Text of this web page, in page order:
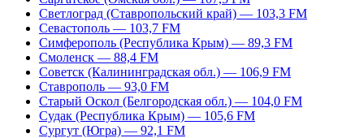
Светлоград (Ставропольский край) — 103,3 FM
Севастополь — 103,7 FM
Симферополь (Республика Крым) — 89,3 FM
Смоленск — 88,4 FM
Советск (Калининградская обл.) — 106,9 FM
Ставрополь — 93,0 FM
Старый Оскол (Белгородская обл.) — 104,0 FM
Судак (Республика Крым) — 105,6 FM
Сургут (Югра) — 92,1 FM